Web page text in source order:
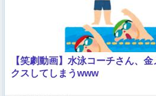
【笑劇動画】水泳コーチさん、
クスしてしまうwww